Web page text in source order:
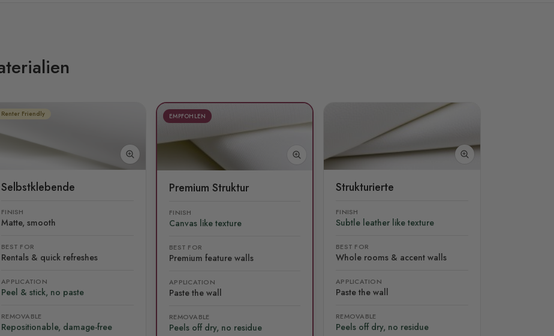
Renter Friendly
Selbstklebende
FINISH
Matte, smooth
BEST FOR
Rentals & quick refreshes
APPLICATION
Peel & stick, no paste
REMOVABLE
Repositionable, damage-free
EMPFOHLEN
Premium Struktur
FINISH
Canvas like texture
BEST FOR
Premium feature walls
APPLICATION
Paste the wall
REMOVABLE
Peels off dry, no residue
Strukturierte
FINISH
Subtle leather like texture
BEST FOR
Whole rooms & accent walls
APPLICATION
Paste the wall
REMOVABLE
Peels off dry, no residue